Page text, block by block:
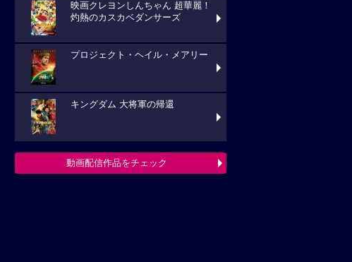
映画クレヨンしんちゃん 超華麗！
灼熱のカスカベダンサーズ
プロジェクト・ヘイル・メアリー
キングダム 大将軍の帰還
動画配信作品をチェック